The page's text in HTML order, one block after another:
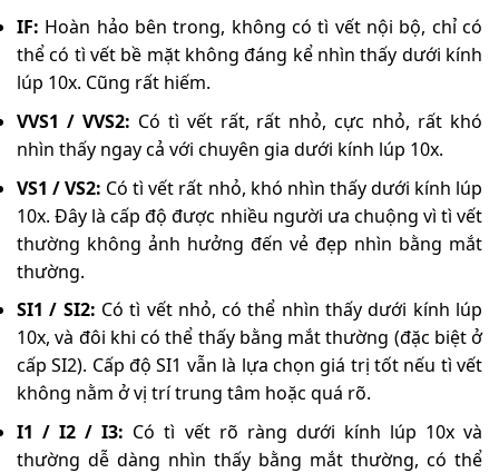
IF: Hoàn hảo bên trong, không có tì vết nội bộ, chỉ có
thể có tì vết bề mặt không đáng kể nhìn thấy dưới kính
lúp 10x. Cũng rất hiếm.
VVS1 / VVS2: Có tì vết rất, rất nhỏ, cực nhỏ, rất khó
nhìn thấy ngay cả với chuyên gia dưới kính lúp 10x.
VS1 / VS2: Có tì vết rất nhỏ, khó nhìn thấy dưới kính lúp
10x. Đây là cấp độ được nhiều người ưa chuộng vì tì vết
thường không ảnh hưởng đến vẻ đẹp nhìn bằng mắt
thường.
SI1 / SI2: Có tì vết nhỏ, có thể nhìn thấy dưới kính lúp
10x, và đôi khi có thể thấy bằng mắt thường (đặc biệt ở
cấp SI2). Cấp độ SI1 vẫn là lựa chọn giá trị tốt nếu tì vết
không nằm ở vị trí trung tâm hoặc quá rõ.
I1 / I2 / I3: Có tì vết rõ ràng dưới kính lúp 10x và
thường dễ dàng nhìn thấy bằng mắt thường, có thể